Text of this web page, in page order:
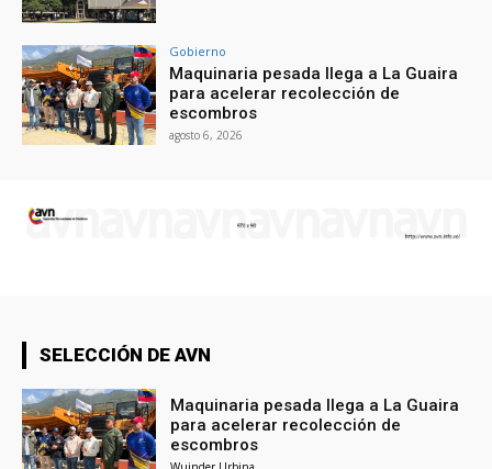
Gobierno
Maquinaria pesada llega a La Guaira
para acelerar recolección de
escombros
agosto 6, 2026
SELECCIÓN DE AVN
Maquinaria pesada llega a La Guaira
para acelerar recolección de
escombros